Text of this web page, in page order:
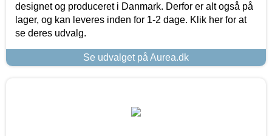
designet og produceret i Danmark. Derfor er alt også på
lager, og kan leveres inden for 1-2 dage. Klik her for at
se deres udvalg.
Se udvalget på Aurea.dk